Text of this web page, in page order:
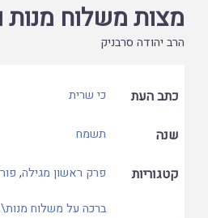
מצות משלוח מנות
הרב יהודה סרבניק
כתב העת כי שרית
שנה תשמח
קטגוריות פרק ראשון מגילה,
ברכה על משלוח מנות\